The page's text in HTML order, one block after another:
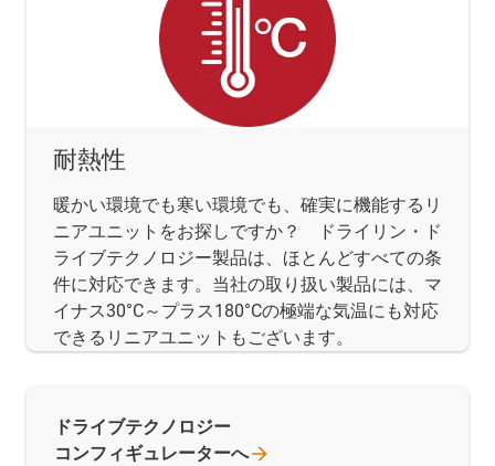
耐熱性
暖かい環境でも寒い環境でも、確実に機能するリ
ニアユニットをお探しですか？ ドライリン・ド
ライブテクノロジー製品は、ほとんどすべての条
件に対応できます。当社の取り扱い製品には、マ
イナス30°C～プラス180°Cの極端な気温にも対応
できるリニアユニットもございます。
ドライブテクノロジー
コンフィギュレーターへ